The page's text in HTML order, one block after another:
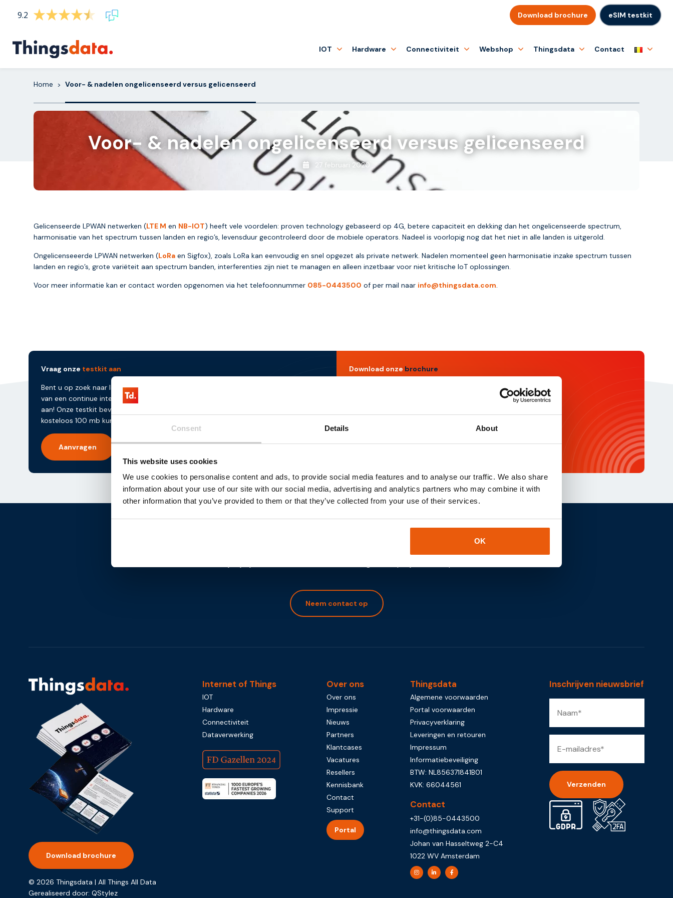
Consent Details About
This website uses cookies
We use cookies to personalise content and ads, to provide social media features and to analyse our traffic. We also share
information about your use of our site with our social media, advertising and analytics partners who may combine it with
other information that you’ve provided to them or that they’ve collected from your use of their services.
OK
9.2 Download brochure eSIM testkit
IOT Hardware Connectiviteit Webshop Thingsdata Contact
Home > Voor- & nadelen ongelicenseerd versus gelicenseerd
Voor- & nadelen ongelicenseerd versus gelicenseerd
27 februari 2020
Gelicenseerde LPWAN netwerken (LTE M en NB-IOT) heeft vele voordelen: proven technology gebaseerd op 4G, betere capaciteit en dekking dan het ongelicenseerde spectrum,
harmonisatie van het spectrum tussen landen en regio’s, levensduur gecontroleerd door de mobiele operators. Nadeel is voorlopig nog dat het niet in alle landen is uitgerold.
Ongelicenseeerde LPWAN netwerken (LoRa en Sigfox), zoals LoRa kan eenvoudig en snel opgezet als private netwerk. Nadelen momenteel geen harmonisatie inzake spectrum tussen
landen en regio’s, grote variëteit aan spectrum banden, interferenties zijn niet te managen en alleen inzetbaar voor niet kritische IoT oplossingen.
Voor meer informatie kan er contact worden opgenomen via het telefoonnummer 085-0443500 of per mail naar info@thingsdata.com.
Vraag onze testkit aan
Bent u op zoek naar IoT simkaarten die uw oplossing voorzien
van een continue internetverbinding? Vraag dan onze testkit
aan! Onze testkit bevat drie simchips waarmee u drie maanden
kosteloos 100 mb kunt testen.
Aanvragen
Download onze brochure
Bent u op zoek naar een geschikte IoT partner voor uw
bedrijfsactiviteiten? Download dan deze brochure en ontvang
Downloaden
Neem contact op
Download brochure
© 2026 Thingsdata | All Things All Data
Gerealiseerd door: QStylez
Internet of Things
IOT
Hardware
Connectiviteit
Dataverwerking
Over ons
Over ons
Impressie
Nieuws
Partners
Klantcases
Vacatures
Resellers
Kennisbank
Contact
Support
Portal
Thingsdata
Algemene voorwaarden
Portal voorwaarden
Privacyverklaring
Leveringen en retouren
Impressum
Informatiebeveiliging
BTW: NL856371841B01
KVK: 66044561
Contact
+31-(0)85-0443500
info@thingsdata.com
Johan van Hasseltweg 2-C4
1022 WV Amsterdam
Inschrijven nieuwsbrief
Alternative: